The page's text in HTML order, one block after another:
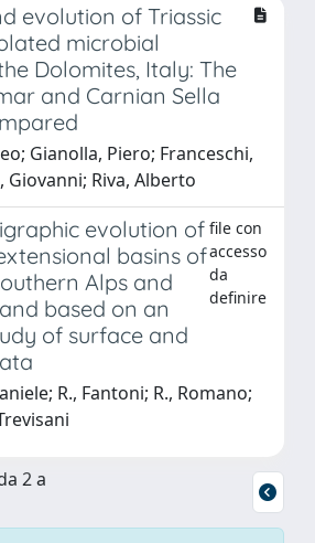
evolution of Triassic
microbial
Dolomites, Italy: The
and Carnian Sella
Gianolla, Piero; Franceschi,
Riva, Alberto
evolution of
basins of
Alps and
based on an
of surface and
file con
accesso
da
definire
R., Fantoni; R., Romano;
2 a